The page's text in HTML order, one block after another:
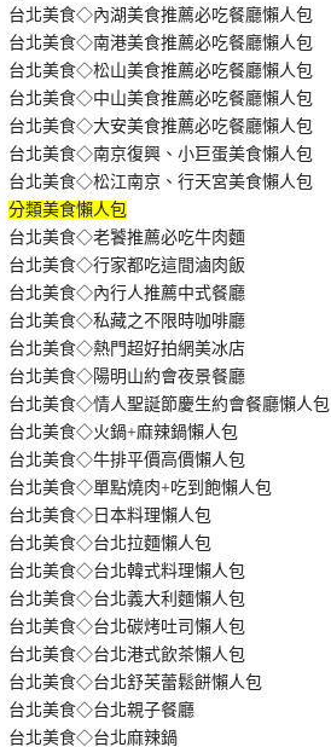
台北美食◇內湖美食推薦必吃餐廳懶人包
台北美食◇南港美食推薦必吃餐廳懶人包
台北美食◇松山美食推薦必吃餐廳懶人包
台北美食◇中山美食推薦必吃餐廳懶人包
台北美食◇大安美食推薦必吃餐廳懶人包
台北美食◇南京復興、小巨蛋美食懶人包
台北美食◇松江南京、行天宮美食懶人包
分類美食懶人包
台北美食◇老饕推薦必吃牛肉麵
台北美食◇行家都吃這間滷肉飯
台北美食◇內行人推薦中式餐廳
台北美食◇私藏之不限時咖啡廳
台北美食◇熱門超好拍網美冰店
台北美食◇陽明山約會夜景餐廳
台北美食◇情人聖誕節慶生約會餐廳懶人包
台北美食◇火鍋+麻辣鍋懶人包
台北美食◇牛排平價高價懶人包
台北美食◇單點燒肉+吃到飽懶人包
台北美食◇日本料理懶人包
台北美食◇台北拉麵懶人包
台北美食◇台北韓式料理懶人包
台北美食◇台北義大利麵懶人包
台北美食◇台北碳烤吐司懶人包
台北美食◇台北港式飲茶懶人包
台北美食◇台北舒芙蕾鬆餅懶人包
台北美食◇台北親子餐廳
台北美食◇台北麻辣鍋